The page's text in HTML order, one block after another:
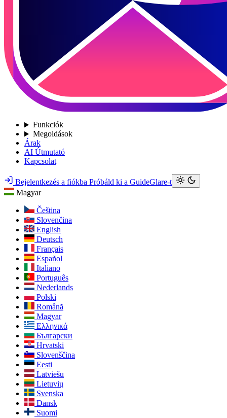
Funkciók
Megoldások
Árak
AI Útmutató
Kapcsolat
Bejelentkezés a fiókba Próbáld ki a GuideGlare-t
Magyar
Čeština
Slovenčina
English
Deutsch
Français
Español
Italiano
Português
Nederlands
Polski
Română
Magyar
Ελληνικά
Български
Hrvatski
Slovenščina
Eesti
Latviešu
Lietuvių
Svenska
Dansk
Suomi